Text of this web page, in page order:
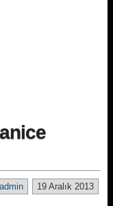
19 Aralık 2013
admin